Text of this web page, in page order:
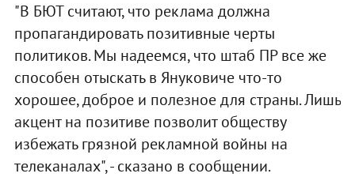
"В БЮТ считают, что реклама должна
пропагандировать позитивные черты
политиков. Мы надеемся, что штаб ПР все же
способен отыскать в Януковиче что-то
хорошее, доброе и полезное для страны. Лишь
акцент на позитиве позволит обществу
избежать грязной рекламной войны на
телеканалах", - сказано в сообщении.